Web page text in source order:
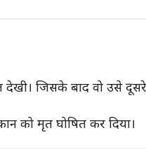
देखी। जिसके बाद वो उसे
को मृत घोषित कर दिया।